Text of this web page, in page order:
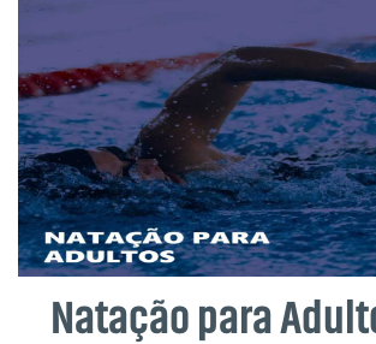
Natação para